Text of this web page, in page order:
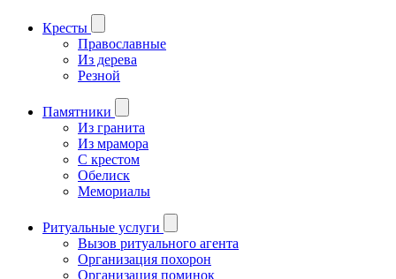
Кресты
Православные
Из дерева
Резной
Памятники
Из гранита
Из мрамора
С крестом
Обелиск
Мемориалы
Ритуальные услуги
Вызов ритуального агента
Организация похорон
Организация поминок